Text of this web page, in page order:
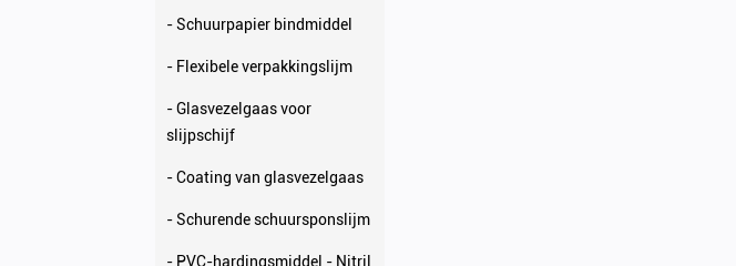
- Schuurpapier bindmiddel
- Flexibele verpakkingslijm
- Glasvezelgaas voor
slijpschijf
- Coating van glasvezelgaas
- Schurende schuursponslijm
- PVC-hardingsmiddel - Nitril